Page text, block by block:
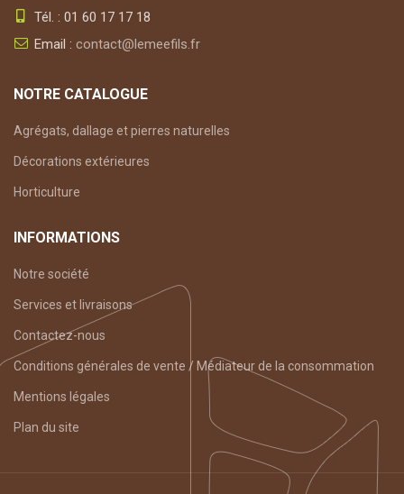
Tél. : 01 60 17 17 18
Email : contact@lemeefils.fr
NOTRE CATALOGUE
Agrégats, dallage et pierres naturelles
Décorations extérieures
Horticulture
INFORMATIONS
Notre société
Services et livraisons
Contactez-nous
Conditions générales de vente / Médiateur de la consommation
Mentions légales
Plan du site